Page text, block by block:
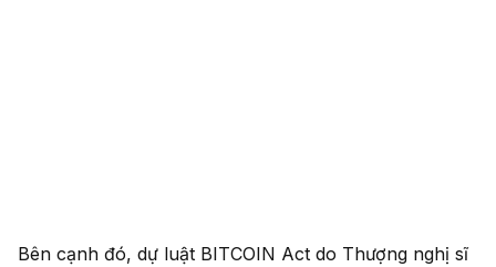
Bên cạnh đó, dự luật BITCOIN Act do Thượng nghị sĩ